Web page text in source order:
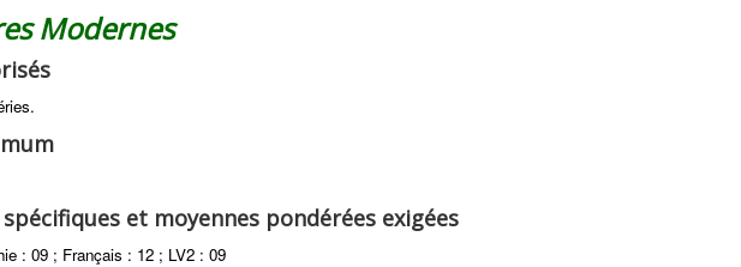
Modernes
et moyennes pondérées exigées
: 09 ; Français : 12 ; LV2 : 09